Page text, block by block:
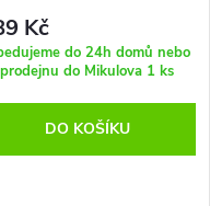
Kč
do 24h domů nebo
do Mikulova 1 ks
DO KOŠÍKU